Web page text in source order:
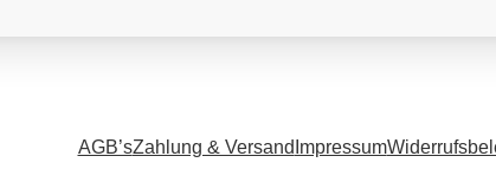
AGB’sZahlung & Versand Impressum